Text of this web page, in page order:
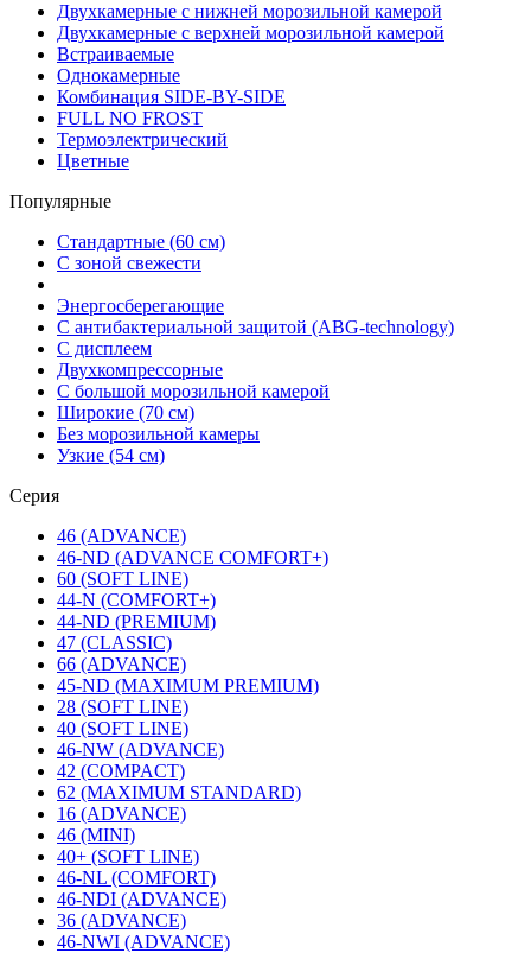
Двухкамерные с нижней морозильной камерой
Двухкамерные с верхней морозильной камерой
Встраиваемые
Однокамерные
Комбинация SIDE-BY-SIDE
FULL NO FROST
Термоэлектрический
Цветные
Популярные
Стандартные (60 см)
С зоной свежести
Энергосберегающие
С антибактериальной защитой (ABG-technology)
С дисплеем
Двухкомпрессорные
С большой морозильной камерой
Широкие (70 см)
Без морозильной камеры
Узкие (54 см)
Серия
46 (ADVANCE)
46-ND (ADVANCE COMFORT+)
60 (SOFT LINE)
44-N (COMFORT+)
44-ND (PREMIUM)
47 (CLASSIC)
66 (ADVANCE)
45-ND (MAXIMUM PREMIUM)
28 (SOFT LINE)
40 (SOFT LINE)
46-NW (ADVANCE)
42 (COMPACT)
62 (MAXIMUM STANDARD)
16 (ADVANCE)
46 (MINI)
40+ (SOFT LINE)
46-NL (COMFORT)
46-NDI (ADVANCE)
36 (ADVANCE)
46-NWI (ADVANCE)